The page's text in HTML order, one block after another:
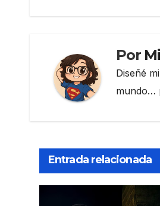
Por
Diseñé
mundo…
Entrada relacionada